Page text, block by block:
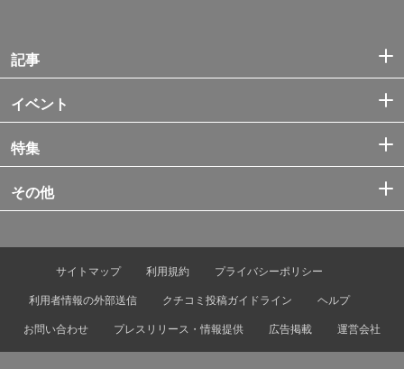
記事
イベント
特集
その他
サイトマップ 利用規約
プライバシーポリシー
利用者情報の外部送信
クチコミ投稿ガイドライン
ヘルプ
お問い合わせ
プレスリリース・情報提供 広告掲載 運営会社